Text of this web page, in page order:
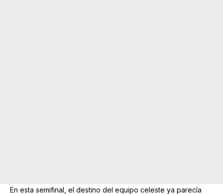
En esta semifinal, el destino del equipo celeste ya parecía